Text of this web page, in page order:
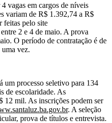
vagas em cargos de níveis
variam de R$ 1.392,74 a R$
feitas pelo site
entre 2 e 4 de maio. A prova
O período de contratação é de
uma vez.
processo seletivo para 134
de escolaridade. As
12 mil. As inscrições podem ser
. A seleção
prova de títulos e entrevista.